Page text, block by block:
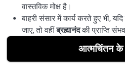
वास्तविक मोक्ष है।
बाहरी संसार में कार्य करते हुए भी,
जाए, तो वहींब्रह्मानंदकी प्राप्ति
आत्मचिंतन के